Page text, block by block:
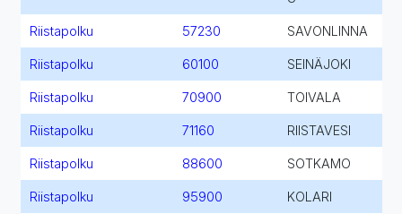
Riistapolku 57230 SAVONLINNA
Riistapolku 60100 SEINÄJOKI
Riistapolku 70900 TOIVALA
Riistapolku 71160 RIISTAVESI
Riistapolku 88600 SOTKAMO
Riistapolku 95900 KOLARI